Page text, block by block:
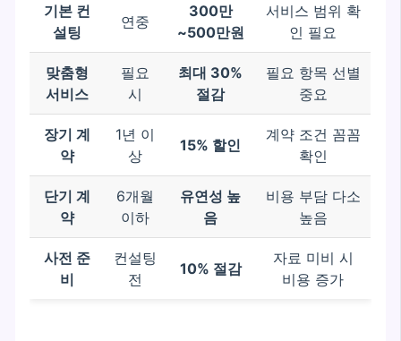
기본 컨
설팅
연중
300만
~500만원
서비스 범위 확
인 필요
맞춤형
서비스
필요
시
최대 30%
절감
필요 항목 선별
중요
장기 계
약
1년 이
상
15% 할인
계약 조건 꼼꼼
확인
단기 계
약
6개월
이하
유연성 높
음
비용 부담 다소
높음
사전 준
비
컨설팅
전
10% 절감
자료 미비 시
비용 증가